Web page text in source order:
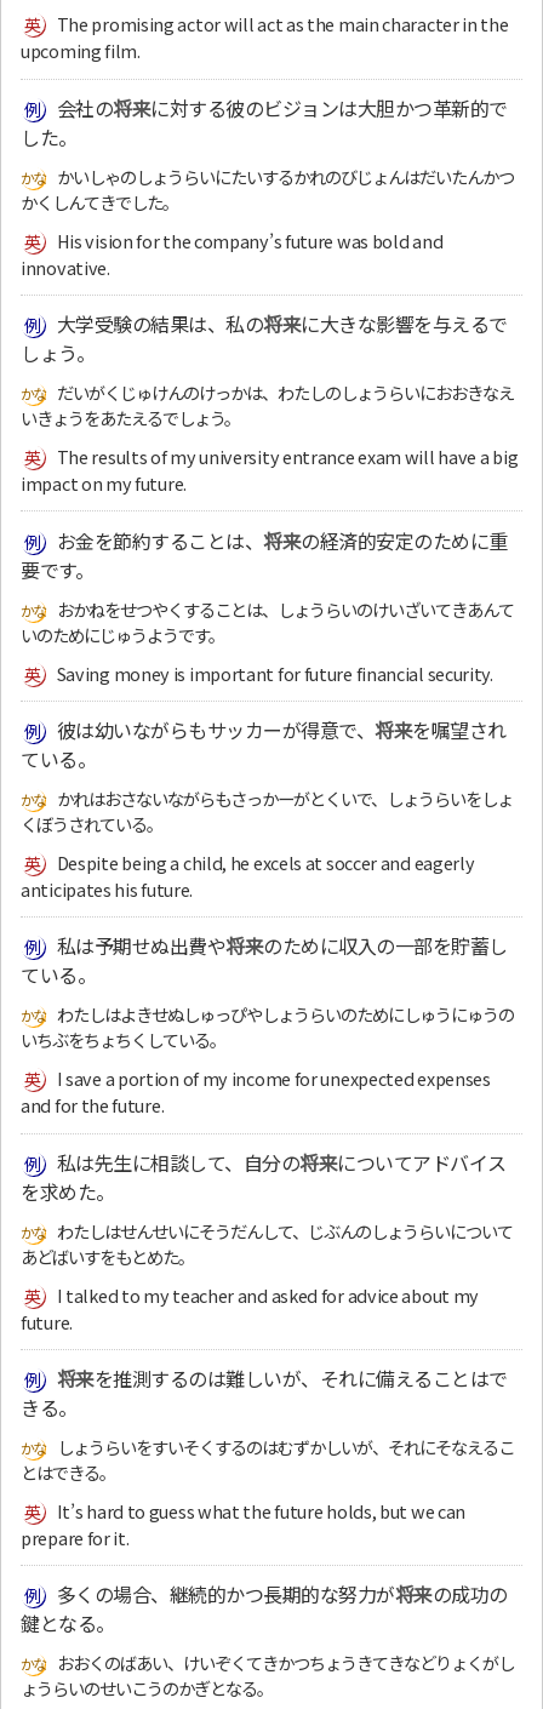
The promising actor will act as the main character in the
upcoming film.
会社の将来に対する彼のビジョンは大胆かつ革新的で
した。
かいしゃのしょうらいにたいするかれのびじょんはだいたんかつ
かくしんてきでした。
His vision for the company’s future was bold and
innovative.
大学受験の結果は、私の将来に大きな影響を与えるで
しょう。
だいがくじゅけんのけっかは、わたしのしょうらいにおおきなえ
いきょうをあたえるでしょう。
The results of my university entrance exam will have a big
impact on my future.
お金を節約することは、 将来の経済的安定のために重
要です。
おかねをせつやくすることは、しょうらいのけいざいてきあんて
いのためにじゅうようです。
Saving money is important for future financial security.
彼は幼いながらもサッカーが得意で、 将来を嘱望され
ている。
かれはおさないながらもさっかーがとくいで、しょうらいをしょ
くぼうされている。
Despite being a child, he excels at soccer and eagerly
anticipates his future.
私は予期せぬ出費や将来のために収入の一部を貯蓄し
ている。
わたしはよきせぬしゅっぴやしょうらいのためにしゅうにゅうの
いちぶをちょちくしている。
I save a portion of my income for unexpected expenses
and for the future.
私は先生に相談して、自分の将来についてアドバイス
を求めた。
わたしはせんせいにそうだんして、じぶんのしょうらいについて
あどばいすをもとめた。
I talked to my teacher and asked for advice about my
future.
将来を推測するのは難しいが、それに備えることはで
きる。
しょうらいをすいそくするのはむずかしいが、それにそなえるこ
とはできる。
It’s hard to guess what the future holds, but we can
prepare for it.
多くの場合、継続的かつ長期的な努力が将来の成功の
鍵となる。
おおくのばあい、けいぞくてきかつちょうきてきなどりょくがし
ょうらいのせいこうのかぎとなる。